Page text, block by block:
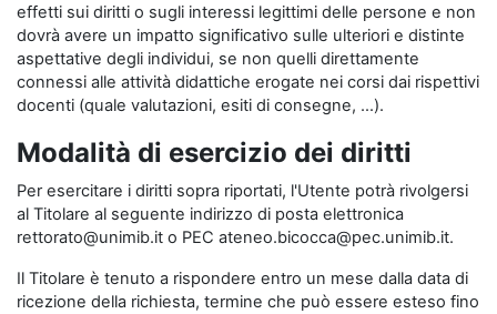
effetti sui diritti o sugli interessi legittimi delle persone e non
dovrà avere un impatto significativo sulle ulteriori e distinte
aspettative degli individui, se non quelli direttamente
connessi alle attività didattiche erogate nei corsi dai rispettivi
docenti (quale valutazioni, esiti di consegne, …).
Modalità di esercizio dei diritti
Per esercitare i diritti sopra riportati, l'Utente potrà rivolgersi
al Titolare al seguente indirizzo di posta elettronica
rettorato@unimib.it o PEC ateneo.bicocca@pec.unimib.it.
Il Titolare è tenuto a rispondere entro un mese dalla data di
ricezione della richiesta, termine che può essere esteso fino